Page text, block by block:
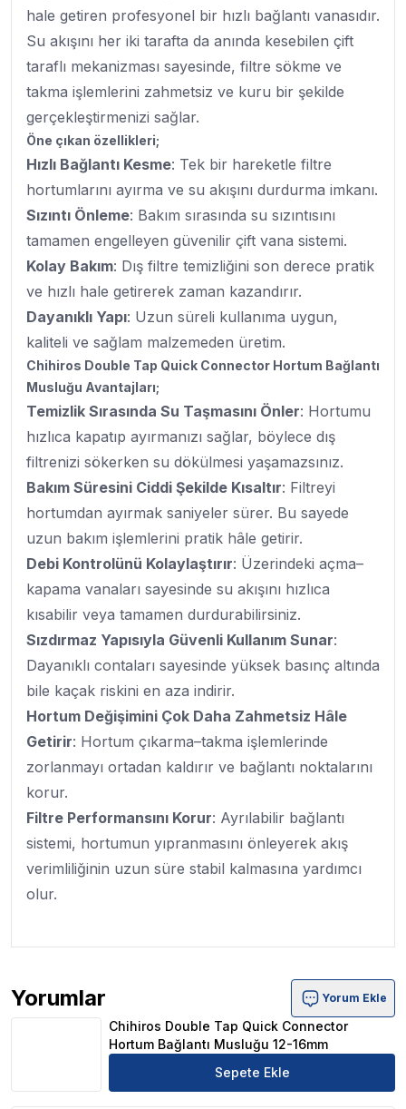
hale getiren profesyonel bir hızlı bağlantı vanasıdır.
Su akışını her iki tarafta da anında kesebilen çift
taraflı mekanizması sayesinde, filtre sökme ve
takma işlemlerini zahmetsiz ve kuru bir şekilde
gerçekleştirmenizi sağlar.
Öne çıkan özellikleri;
Hızlı Bağlantı Kesme: Tek bir hareketle filtre
hortumlarını ayırma ve su akışını durdurma imkanı.
Sızıntı Önleme: Bakım sırasında su sızıntısını
tamamen engelleyen güvenilir çift vana sistemi.
Kolay Bakım: Dış filtre temizliğini son derece pratik
ve hızlı hale getirerek zaman kazandırır.
Dayanıklı Yapı: Uzun süreli kullanıma uygun,
kaliteli ve sağlam malzemeden üretim.
Chihiros Double Tap Quick Connector Hortum Bağlantı
Musluğu Avantajları;
Temizlik Sırasında Su Taşmasını Önler: Hortumu
hızlıca kapatıp ayırmanızı sağlar, böylece dış
filtrenizi sökerken su dökülmesi yaşamazsınız.
Bakım Süresini Ciddi Şekilde Kısaltır: Filtreyi
hortumdan ayırmak saniyeler sürer. Bu sayede
uzun bakım işlemlerini pratik hâle getirir.
Debi Kontrolünü Kolaylaştırır: Üzerindeki açma–
kapama vanaları sayesinde su akışını hızlıca
kısabilir veya tamamen durdurabilirsiniz.
Sızdırmaz Yapısıyla Güvenli Kullanım Sunar:
Dayanıklı contaları sayesinde yüksek basınç altında
bile kaçak riskini en aza indirir.
Hortum Değişimini Çok Daha Zahmetsiz Hâle
Getirir: Hortum çıkarma–takma işlemlerinde
zorlanmayı ortadan kaldırır ve bağlantı noktalarını
korur.
Filtre Performansını Korur: Ayrılabilir bağlantı
sistemi, hortumun yıpranmasını önleyerek akış
verimliliğinin uzun süre stabil kalmasına yardımcı
olur.
Yorumlar
Chihiros Double Tap Quick Connector Hortum Bağlantı
Yorum Ekle
Chihiros Double Tap Quick Connector
Hortum Bağlantı Musluğu 12-16mm
Sepete Ekle